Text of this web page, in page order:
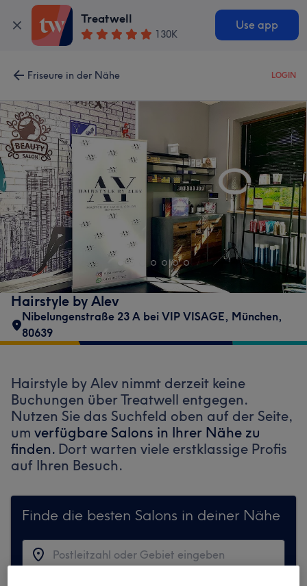
Treatwell
130K
Use app
Friseure in der Nähe LOGIN
Hairstyle by Alev
Nibelungenstraße 23 A bei VIP VISAGE, München,
80639
Hairstyle by Alev nimmt derzeit keine
Buchungen über Treatwell entgegen.
Nutzen Sie das Suchfeld oben auf der Seite,
um verfügbare Salons in Ihrer Nähe zu
finden. Dort warten viele erstklassige Profis
auf Ihren Besuch.
Finde die besten Salons in deiner Nähe